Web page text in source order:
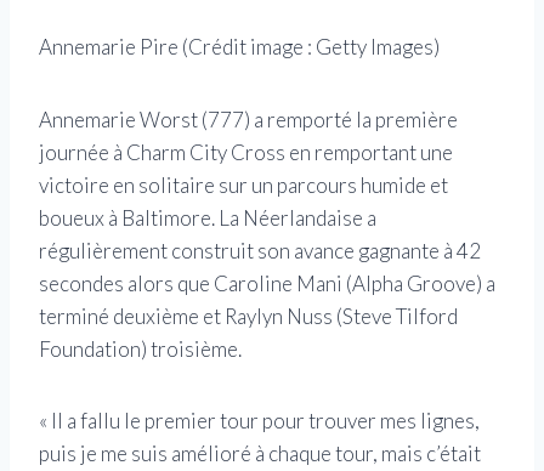
Annemarie Pire (Crédit image : Getty Images)
Annemarie Worst (777) a remporté la première
journée à Charm City Cross en remportant une
victoire en solitaire sur un parcours humide et
boueux à Baltimore. La Néerlandaise a
régulièrement construit son avance gagnante à 42
secondes alors que Caroline Mani (Alpha Groove) a
terminé deuxième et Raylyn Nuss (Steve Tilford
Foundation) troisième.
« Il a fallu le premier tour pour trouver mes lignes,
puis je me suis amélioré à chaque tour, mais c’était